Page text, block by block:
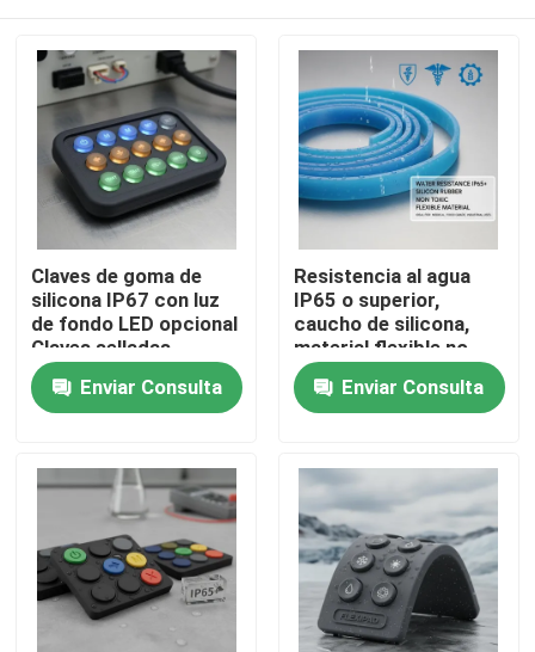
Inicio
Productos
VR Show
Sobre nosotros
Claves de goma de
silicona IP67 con luz
de fondo LED opcional
Claves selladas
duraderas diseñadas
para controles
electrónicos
Enviar Consulta
Resistencia al agua
IP65 o superior,
caucho de silicona,
material flexible no
tóxico, ideal para usos
médicos, alimentarios
e industriales
Enviar Consulta